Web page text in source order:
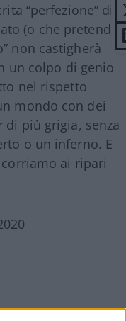
“perfezione” di
(o che pretende
non castigherà
un colpo di genio
nel rispetto
mondo con dei
di più grigia, senza
o un inferno. E
ai ripari